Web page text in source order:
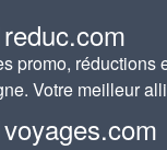
promo, réductions
Votre meilleur